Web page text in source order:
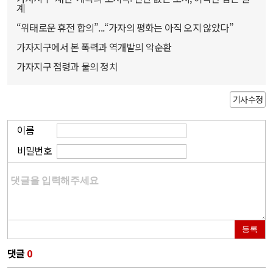
계
“위태로운 휴전 합의”...“가자의 평화는 아직 오지 않았다”
가자지구에서 본 폭력과 역개발의 악순환
가자지구 점령과 물의 정치
기사수정
이름
비밀번호
등록
댓글 0